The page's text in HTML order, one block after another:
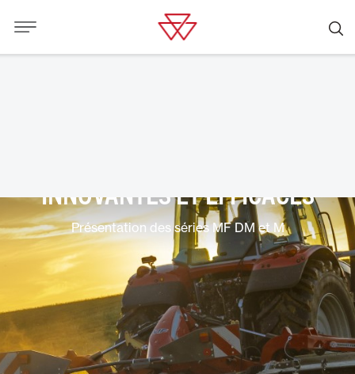
INNOVANTES ET EFFICACES
Présentation des séries MF DM et M